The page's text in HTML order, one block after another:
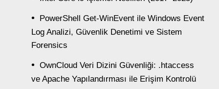
PowerShell Get-WinEvent ile Windows Event
Log Analizi, Güvenlik Denetimi ve Sistem
Forensics
OwnCloud Veri Dizini Güvenliği: .htaccess
ve Apache Yapılandırması ile Erişim Kontrolü